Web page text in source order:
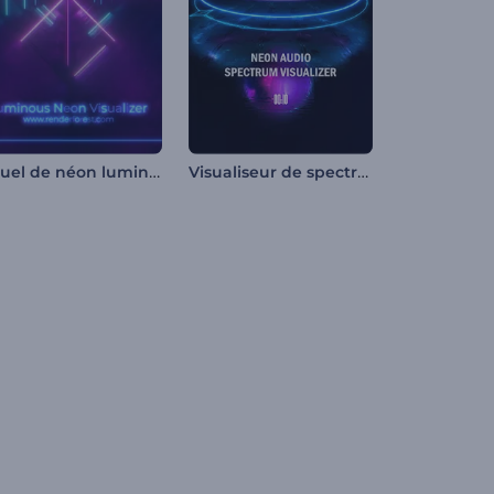
Visuel de néon lumineux Visualiseur de spectre audio néon